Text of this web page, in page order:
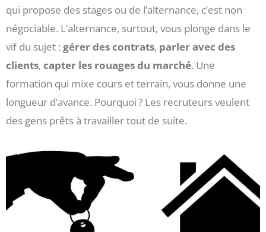
qui propose des stages ou de l’alternance, c’est non
négociable. L’alternance, surtout, vous plonge dans le
vif du sujet : gérer des contrats, parler avec des
clients, capter les rouages du marché. Une
formation qui mixe cours et terrain, vous donne une
longueur d’avance. Pourquoi ? Les recruteurs veulent
des gens prêts à travailler tout de suite.